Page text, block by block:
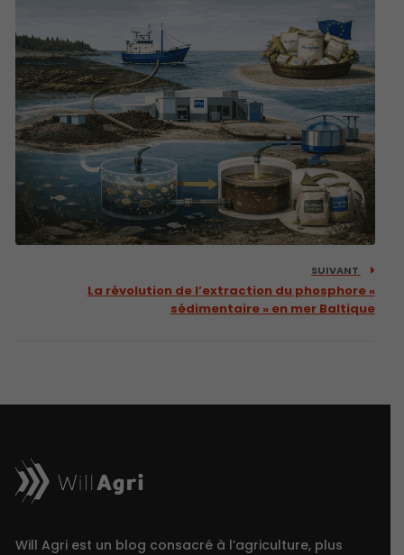
SUIVANT
La révolution de l’extraction du phosphore «
sédimentaire » en mer Baltique
Will Agri est un blog consacré à l’agriculture, plus